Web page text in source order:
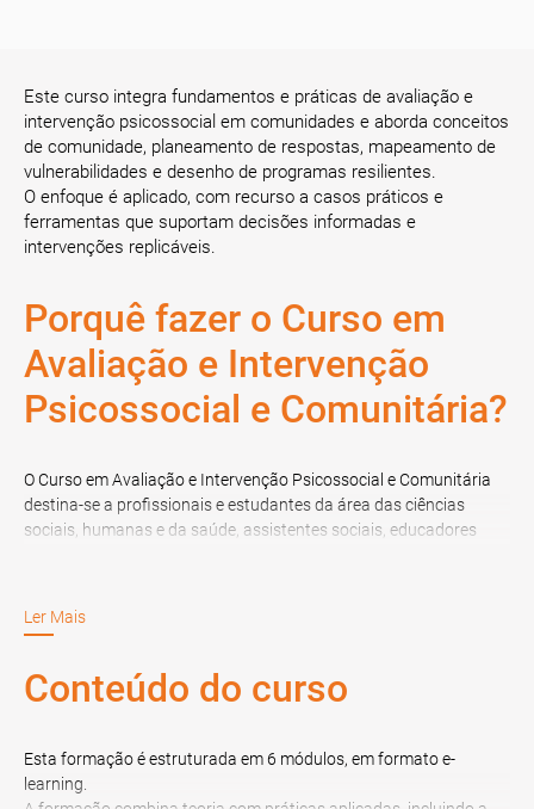
Este curso integra fundamentos e práticas de avaliação e
intervenção psicossocial em comunidades e aborda conceitos
de comunidade, planeamento de respostas, mapeamento de
vulnerabilidades e desenho de programas resilientes.
O enfoque é aplicado, com recurso a casos práticos e
ferramentas que suportam decisões informadas e
intervenções replicáveis.
Porquê fazer o Curso em
Avaliação e Intervenção
Psicossocial e Comunitária?
O Curso em Avaliação e Intervenção Psicossocial e Comunitária
destina-se a profissionais e estudantes da área das ciências
sociais, humanas e da saúde, assistentes sociais, educadores
profissionais, bem como a finalistas de Doutoramento, de
ou MBA, nas áreas referidas.
Ler Mais
Conteúdo do curso
Esta formação é estruturada em 6 módulos, em formato e-
learning.